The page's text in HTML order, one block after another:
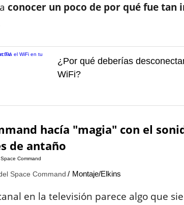
conocer un poco de por qué fue tan
¿Por qué deberías
WiFi?
hacía "magia" con el
de antaño
Space Command Montaje/Elkins
en la televisión parece algo que